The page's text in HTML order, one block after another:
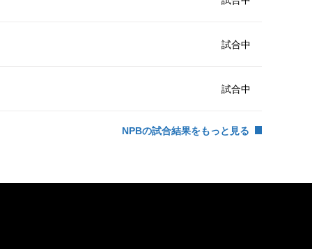
試合中
試合中
NPBの試合結果をもっと見る